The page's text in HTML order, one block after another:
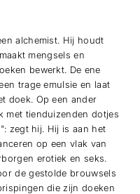
alchemist. Hij houdt
mengsels en
bewerkt. De ene
trage emulsie en laat
doek. Op een ander
met tienduizenden dotjes
zegt hij. Hij is aan het
op een vlak van
erotiek en seks.
de gestolde brouwsels
die zijn doeken